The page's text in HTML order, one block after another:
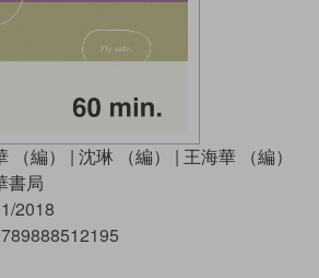
（編） | 沈琳 （編） | 王海華 （編）
書局
2018